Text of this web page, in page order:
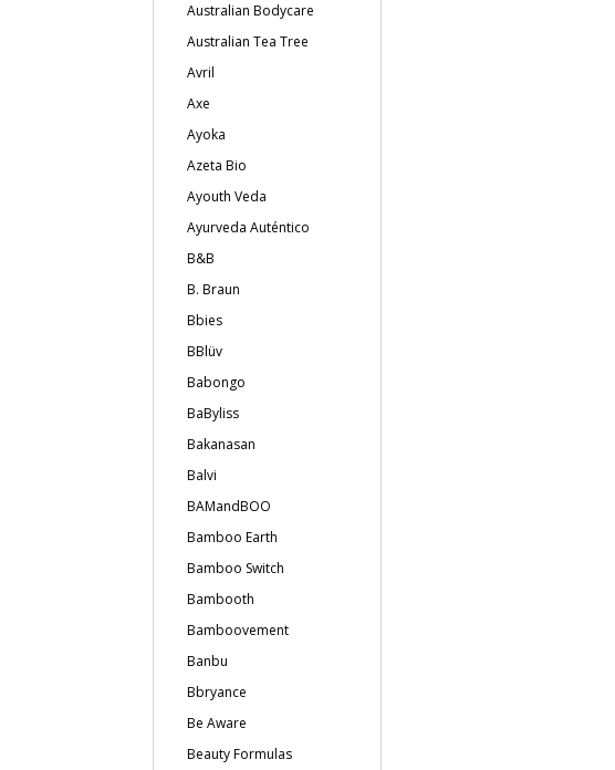
Australian Bodycare
Australian Tea Tree
Avril
Axe
Ayoka
Azeta Bio
Ayouth Veda
Ayurveda Auténtico
B&B
B. Braun
Bbies
BBlüv
Babongo
BaByliss
Bakanasan
Balvi
BAMandBOO
Bamboo Earth
Bamboo Switch
Bambooth
Bamboovement
Banbu
Bbryance
Be Aware
Beauty Formulas